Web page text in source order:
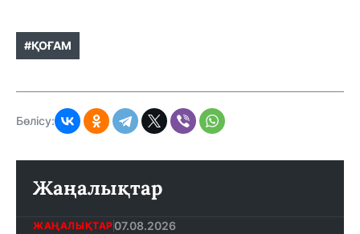
#ҚОҒАМ
Бөлісу:
Жаңалықтар
ЖАҢАЛЫҚТАР 07.08.2026